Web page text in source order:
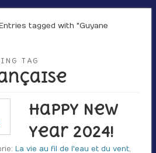
tagged with "Guyane
TAG
Happy New
Year 2024!
La vie au fil de l'eau et du vent